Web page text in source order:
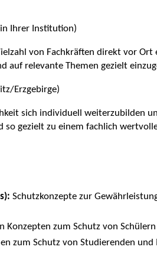
Ihrer Institution)
von Fachkräften direkt vor
auf relevante Themen gezielt
Erzgebirge)
sich individuell weiterzubilden
so gezielt zu einem fachlich
Schutzkonzepte zur
Konzepten zum Schutz von
zum Schutz von Studierenden